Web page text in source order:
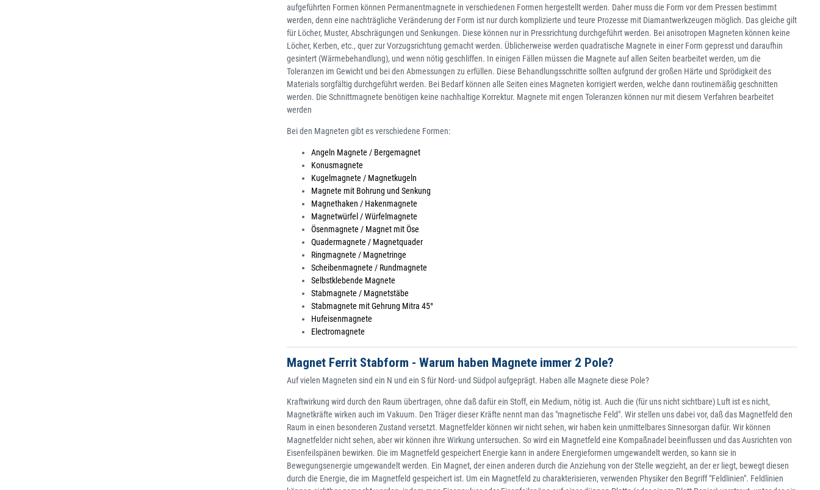
aufgeführten Formen können Permanentmagnete in verschiedenen Formen hergestellt werden. Daher muss die Form vor dem Pressen bestimmt
werden, denn eine nachträgliche Veränderung der Form ist nur durch komplizierte und teure Prozesse mit Diamantwerkzeugen möglich. Das gleiche gilt
für Löcher, Muster, Abschrägungen und Senkungen. Diese können nur in Pressrichtung durchgeführt werden. Bei anisotropen Magneten können keine
Löcher, Kerben, etc., quer zur Vorzugsrichtung gemacht werden. Üblicherweise werden quadratische Magnete in einer Form gepresst und daraufhin
gesintert (Wärmebehandlung), und wenn nötig geschliffen. In einigen Fällen müssen die Magnete auf allen Seiten bearbeitet werden, um die
Toleranzen im Gewicht und bei den Abmessungen zu erfüllen. Diese Behandlungsschritte sollten aufgrund der großen Härte und Sprödigkeit des
Materials sorgfältig durchgeführt werden. Bei Bedarf können alle Seiten eines Magneten korrigiert werden, welche dann routinemäßig geschnitten
werden. Die Schnittmagnete benötigen keine nachhaltige Korrektur. Magnete mit engen Toleranzen können nur mit diesem Verfahren bearbeitet
werden
Bei den Magneten gibt es verschiedene Formen:
Angeln Magnete / Bergemagnet
Konusmagnete
Kugelmagnete / Magnetkugeln
Magnete mit Bohrung und Senkung
Magnethaken / Hakenmagnete
Magnetwürfel / Würfelmagnete
Ösenmagnete / Magnet mit Öse
Quadermagnete / Magnetquader
Ringmagnete / Magnetringe
Scheibenmagnete / Rundmagnete
Selbstklebende Magnete
Stabmagnete / Magnetstäbe
Stabmagnete mit Gehrung Mitra 45°
Hufeisenmagnete
Electromagnete
Magnet Ferrit Stabform - Warum haben Magnete immer 2 Pole?
Auf vielen Magneten sind ein N und ein S für Nord- und Südpol aufgeprägt. Haben alle Magnete diese Pole?
Kraftwirkung wird durch den Raum übertragen, ohne daß dafür ein Stoff, ein Medium, nötig ist. Auch die (für uns nicht sichtbare) Luft ist es nicht,
Magnetkräfte wirken auch im Vakuum. Den Träger dieser Kräfte nennt man das "magnetische Feld". Wir stellen uns dabei vor, daß das Magnetfeld den
Raum in einen besonderen Zustand versetzt. Magnetfelder können wir nicht sehen, wir haben kein unmittelbares Sinnesorgan dafür. Wir können
Magnetfelder nicht sehen, aber wir können ihre Wirkung untersuchen. So wird ein Magnetfeld eine Kompaßnadel beeinflussen und das Ausrichten von
Eisenfeilspänen bewirken. Die im Magnetfeld gespeichert Energie kann in andere Energieformen umgewandelt werden, so kann sie in
Bewegungsenergie umgewandelt werden. Ein Magnet, der einen anderen durch die Anziehung von der Stelle wegzieht, an der er liegt, bewegt diesen
durch die Energie, die im Magnetfeld gespeichert ist. Um ein Magnetfeld zu charakterisieren, verwenden Physiker den Begriff "Feldlinien". Feldlinien